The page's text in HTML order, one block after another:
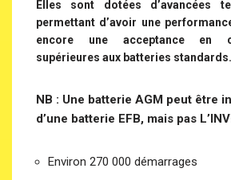
Elles sont dotées d’avancées
permettant d’avoir une
encore une acceptance en
supérieures aux batteries standards.
NB : Une batterie AGM peut être
d’une batterie EFB, mais pas
Environ 270 000 démarrages